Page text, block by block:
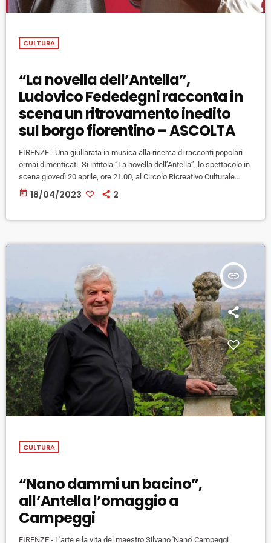
CULTURA
“La novella dell’Antella”,
Ludovico Fededegni racconta in
scena un ritrovamento inedito
sul borgo fiorentino – ASCOLTA
FIRENZE - Una giullarata in musica alla ricerca di racconti popolari
ormai dimenticati. Si intitola “La novella dell’Antella”, lo spettacolo in
scena giovedì 20 aprile, ore 21.00, al Circolo Ricreativo Culturale
Antella di Bagno a Ripoli nell’ambito di “Risonanze Metropolitane”, il
festival di eventi site-specific a cura di Teatro Solare. In scena
today 18/04/2023 2
insert_link
CULTURA
“Nano dammi un bacino”,
all’Antella l’omaggio a
Campeggi
FIRENZE - L'arte e la vita del maestro Silvano 'Nano' Campeggi